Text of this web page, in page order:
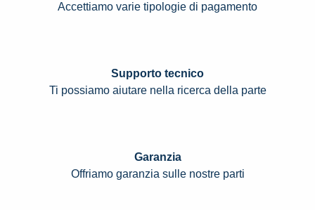
Accettiamo varie tipologie di pagamento
Supporto tecnico
Ti possiamo aiutare nella ricerca della parte
Garanzia
Offriamo garanzia sulle nostre parti